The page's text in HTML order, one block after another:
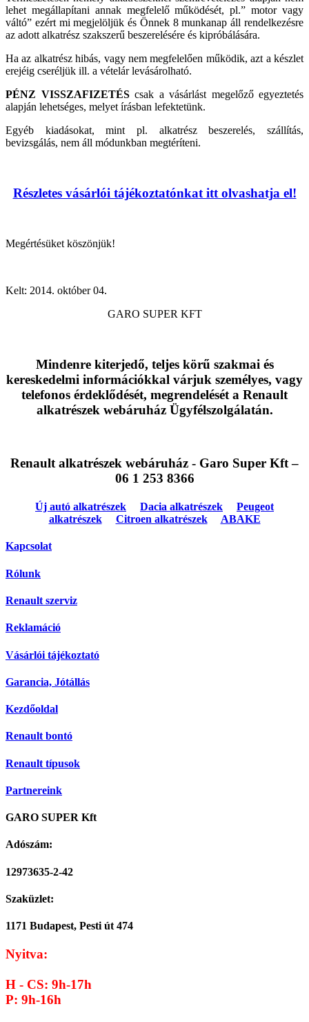
lehet megállapítani annak megfelelő működését, pl.” motor vagy
váltó” ezért mi megjelöljük és Önnek 8 munkanap áll rendelkezésre
az adott alkatrész szakszerű beszerelésére és kipróbálására.
Ha az alkatrész hibás, vagy nem megfelelően működik, azt a készlet
erejéig cseréljük ill. a vételár levásárolható.
PÉNZ VISSZAFIZETÉScsak a vásárlást megelőző egyeztetés
alapján lehetséges, melyet írásban lefektetünk.
Egyéb kiadásokat, mint pl. alkatrész beszerelés, szállítás,
bevizsgálás, nem áll módunkban megtéríteni.
Részletes vásárlói tájékoztatónkat itt olvashatja el!
Megértésüket köszönjük!
Kelt: 2014. október 04.
GARO SUPER KFT
Mindenre kiterjedő, teljes körű szakmai és
kereskedelmi információkkal várjuk személyes, vagy
telefonos érdeklődését, megrendelését a Renault
alkatrészek webáruház Ügyfélszolgálatán.
Renault alkatrészek webáruház - Garo Super Kft –
06 1 253 8366
Új autó alkatrészek Dacia alkatrészek
Peugeot
alkatrészek
Citroen alkatrészek ABAKE
Kapcsolat
Rólunk
Renault szerviz
Reklamáció
Vásárlói tájékoztató
Garancia, Jótállás
Kezdőoldal
Renault bontó
Renault típusok
Partnereink
GARO SUPER Kft
Adószám:
12973635-2-42
Szaküzlet:
1171 Budapest, Pesti út 474
Nyitva:
H - CS: 9h-17h
P: 9h-16h